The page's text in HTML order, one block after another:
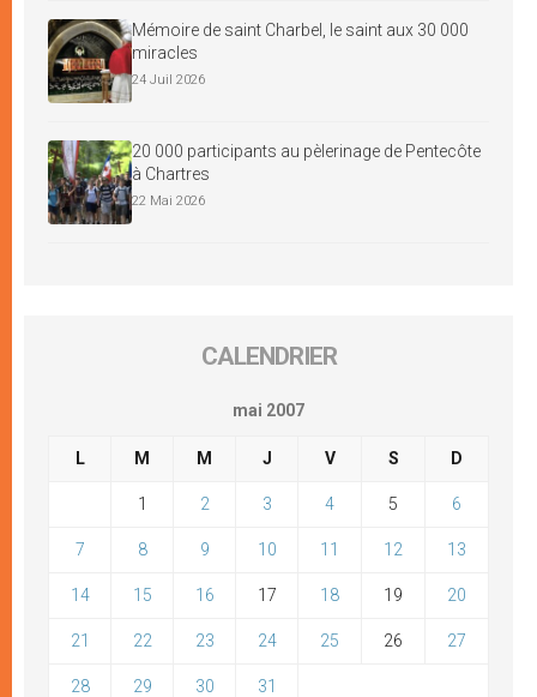
Mémoire de saint Charbel, le saint aux 30 000
miracles
24 Juil 2026
20 000 participants au pèlerinage de Pentecôte
à Chartres
22 Mai 2026
CALENDRIER
mai 2007
L M M J V S D
1 2 3 4 5 6
7 8 9 10 11 12 13
14 15 16 17 18 19 20
21 22 23 24 25 26 27
28 29 30 31